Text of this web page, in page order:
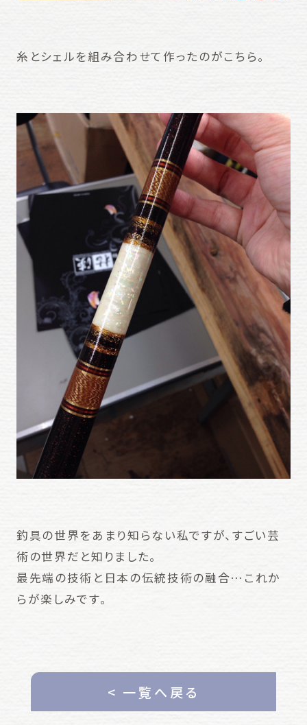
糸とシェルを組み合わせて作ったのがこちら。
釣具の世界をあまり知らない私ですが、すごい芸
術の世界だと知りました。
最先端の技術と日本の伝統技術の融合…これか
らが楽しみです。
< 一覧へ戻る